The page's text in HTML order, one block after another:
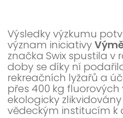
Výsledky výzkumu
význam iniciativy
značka Swix spustila v
doby se díky ní
rekreačních lyžařů a
přes 400 kg fluorových
ekologicky
vědeckým institucím k